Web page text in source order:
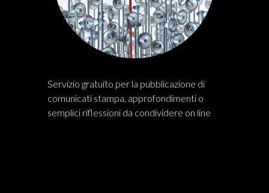
Servizio gratuito per la pubblicazione di
comunicati stampa, approfondimenti o
semplici riflessioni da condividere on line